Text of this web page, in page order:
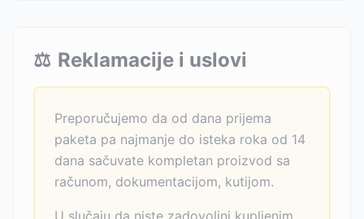
⚖️ Reklamacije i uslovi
Preporučujemo da od dana prijema
paketa pa najmanje do isteka roka od 14
dana sačuvate kompletan proizvod sa
računom, dokumentacijom, kutijom.
U slučaju da niste zadovoljni kupljenim